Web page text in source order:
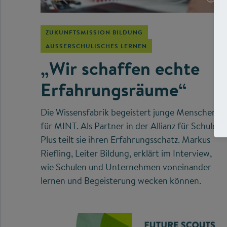
ZUKUNFTSMISSION BILDUNG
AUSSERSCHULISCHES LERNEN
„Wir schaffen echte
Erfahrungsräume“
Die Wissensfabrik begeistert junge Menschen
für MINT. Als Partner in der Allianz für Schule
Plus teilt sie ihren Erfahrungsschatz. Markus
Riefling, Leiter Bildung, erklärt im Interview,
wie Schulen und Unternehmen voneinander
lernen und Begeisterung wecken können.